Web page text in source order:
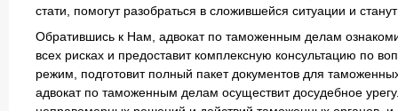
стати, помогут разобраться в сложившейся ситуации и
Обратившись к Нам, адвокат по таможенным делам
всех рисках и предоставит комплексную консультацию по
режим, подготовит полный пакет документов для
адвокат по таможенным делам осуществит досудебное